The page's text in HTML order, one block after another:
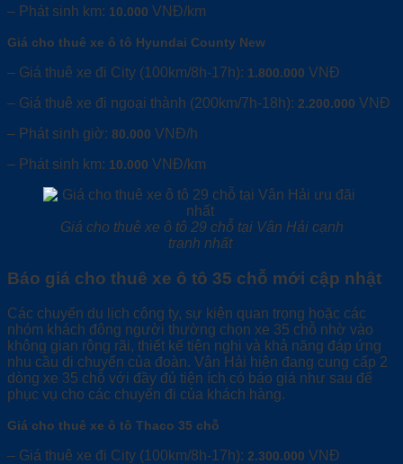
– Phát sinh km: 10.000 VNĐ/km
Giá cho thuê xe ô tô Hyundai County New
– Giá thuê xe đi City (100km/8h-17h): 1.800.000 VNĐ
– Giá thuê xe đi ngoại thành (200km/7h-18h): 2.200.000 VNĐ
– Phát sinh giờ: 80.000 VNĐ/h
– Phát sinh km: 10.000 VNĐ/km
Giá cho thuê xe ô tô 29 chỗ tại Vân Hải cạnh
tranh nhất
Báo giá cho thuê xe ô tô 35 chỗ mới cập nhật
Các chuyến du lịch công ty, sự kiện quan trọng hoặc các
nhóm khách đông người thường chọn xe 35 chỗ nhờ vào
không gian rộng rãi, thiết kế tiện nghi và khả năng đáp ứng
nhu cầu di chuyển của đoàn. Vân Hải hiện đang cung cấp 2
dòng xe 35 chỗ với đầy đủ tiện ích có báo giá như sau để
phục vụ cho các chuyến đi của khách hàng.
Giá cho thuê xe ô tô Thaco 35 chỗ
– Giá thuê xe đi City (100km/8h-17h): 2.300.000 VNĐ